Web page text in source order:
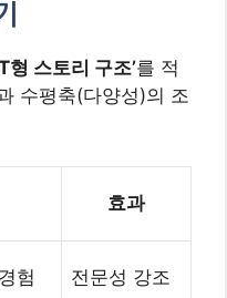
형 스토리 구조’를 적
수평축(다양성)의 조
효과
험 전문성 강조